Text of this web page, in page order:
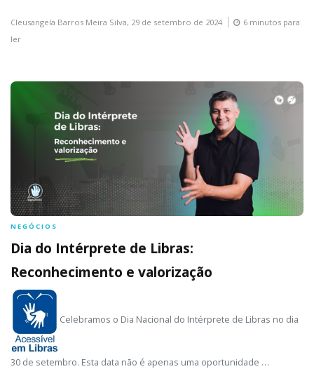
Cleusangela Barros Meira Silva, 29 de setembro de 2024
6 minutos para
ler
NEGÓCIOS
Dia do Intérprete de Libras:
Reconhecimento e valorização
Celebramos o Dia Nacional do Intérprete de Libras no dia
30 de setembro. Esta data não é apenas uma oportunidade …